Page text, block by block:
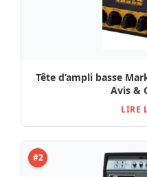
Tête d’ampli basse
Avis &
LIRE
#2